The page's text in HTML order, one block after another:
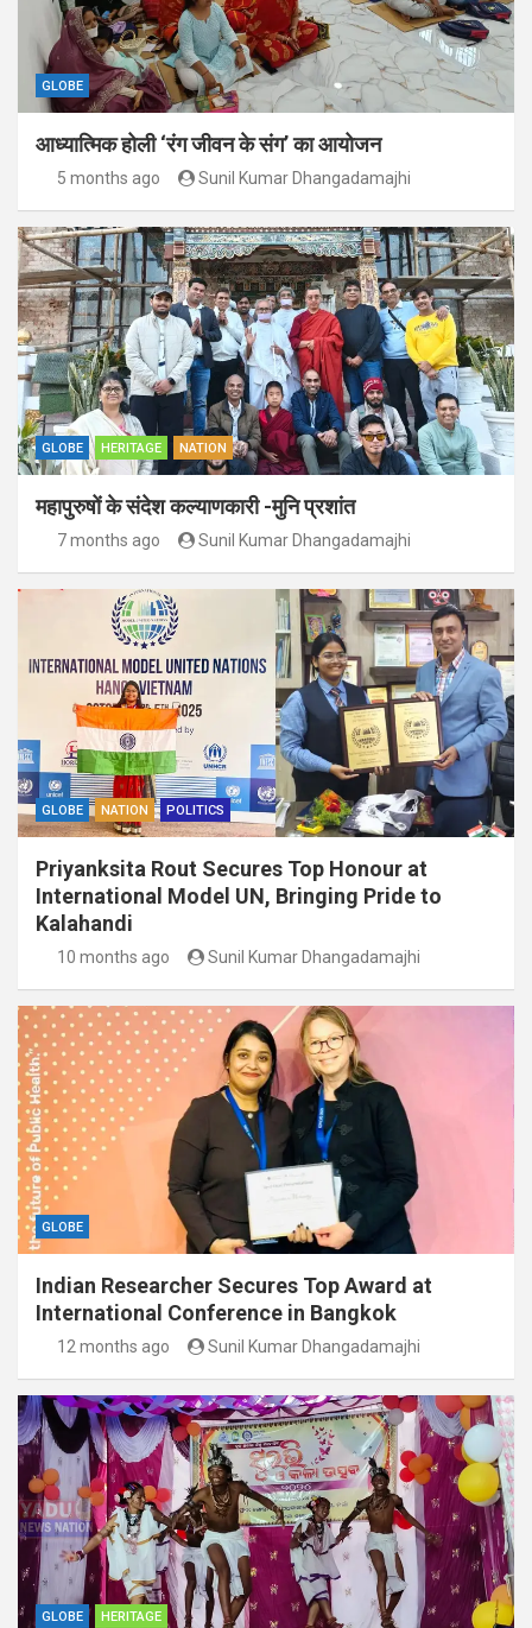
GLOBE
आध्यात्मिक होली ‘रंग जीवन के संग’ का आयोजन
5 months ago Sunil Kumar Dhangadamajhi
GLOBE HERITAGE NATION
महापुरुषों के संदेश कल्याणकारी -मुनि प्रशांत
7 months ago Sunil Kumar Dhangadamajhi
GLOBE NATION POLITICS
Priyanksita Rout Secures Top Honour at
International Model UN, Bringing Pride to
Kalahandi
10 months ago Sunil Kumar Dhangadamajhi
GLOBE
Indian Researcher Secures Top Award at
International Conference in Bangkok
12 months ago Sunil Kumar Dhangadamajhi
GLOBE HERITAGE